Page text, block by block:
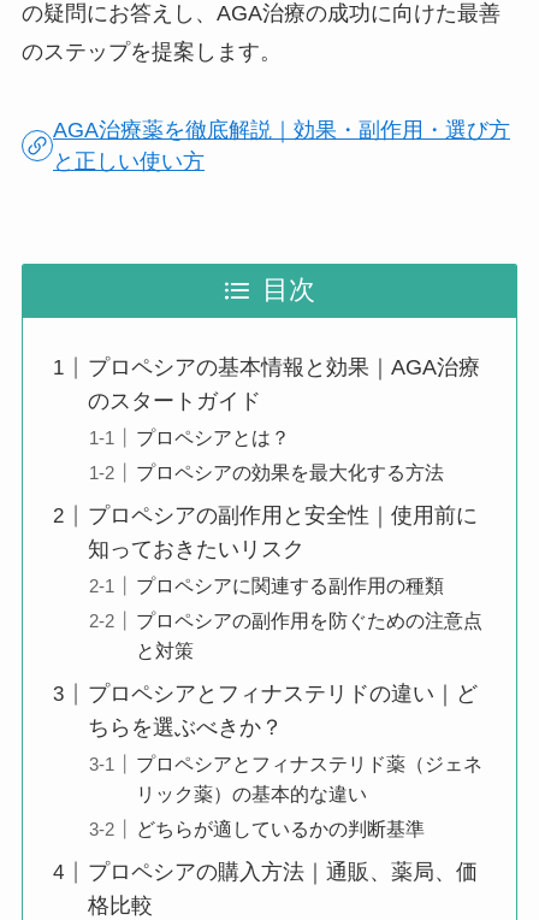
の疑問にお答えし、AGA治療の成功に向けた最善
のステップを提案します。
AGA治療薬を徹底解説｜効果・副作用・選び方
と正しい使い方
目次
プロペシアの基本情報と効果｜AGA治療
のスタートガイド
プロペシアとは？
プロペシアの効果を最大化する方法
プロペシアの副作用と安全性｜使用前に
知っておきたいリスク
プロペシアに関連する副作用の種類
プロペシアの副作用を防ぐための注意点
と対策
プロペシアとフィナステリドの違い｜ど
ちらを選ぶべきか？
プロペシアとフィナステリド薬（ジェネ
リック薬）の基本的な違い
どちらが適しているかの判断基準
プロペシアの購入方法｜通販、薬局、価
格比較